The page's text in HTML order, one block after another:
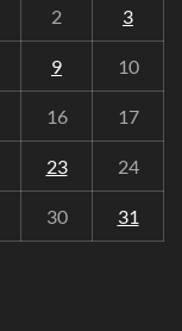
2 3
9 10
16 17
23 24
30 31